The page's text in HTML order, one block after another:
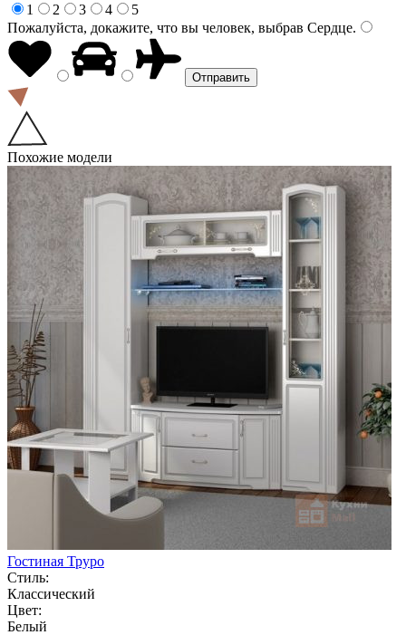
1
2 3 4
5
Пожалуйста, докажите, что вы человек, выбрав Сердце.
Похожие модели
Гостиная Труро
Стиль:
Классический
Цвет:
Белый